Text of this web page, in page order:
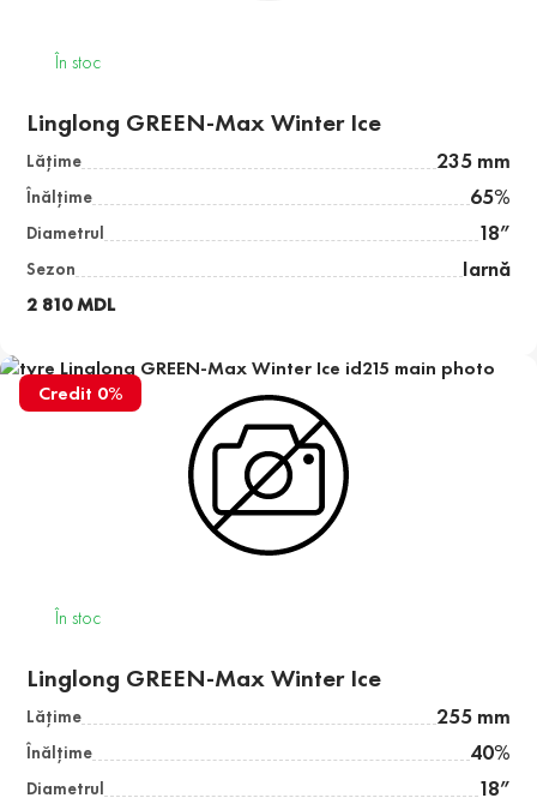
În stoc
Linglong GREEN-Max Winter Ice
Lăţime 235 mm
Înălţime 65%
Diametrul 18”
Sezon Iarnă
2 810 MDL
Credit 0%
În stoc
Linglong GREEN-Max Winter Ice
Lăţime 255 mm
Înălţime 40%
Diametrul 18”